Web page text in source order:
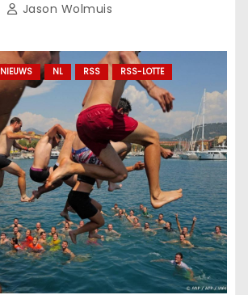
Jason Wolmuis
NIEUWS NL RSS
RSS-LOTTE